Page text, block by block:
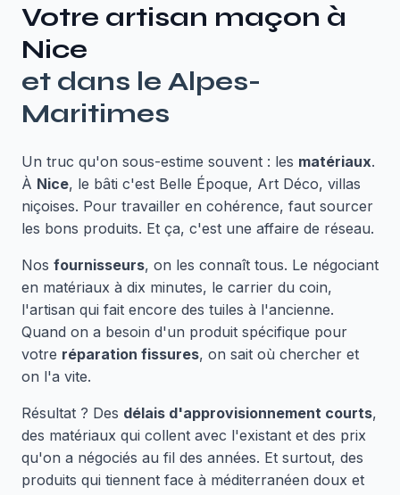
Votre artisan maçon à
Nice
et dans le Alpes-
Maritimes
Un truc qu'on sous-estime souvent : les matériaux.
À Nice, le bâti c'est Belle Époque, Art Déco, villas
niçoises. Pour travailler en cohérence, faut sourcer
les bons produits. Et ça, c'est une affaire de réseau.
Nos fournisseurs, on les connaît tous. Le négociant
en matériaux à dix minutes, le carrier du coin,
l'artisan qui fait encore des tuiles à l'ancienne.
Quand on a besoin d'un produit spécifique pour
votre réparation fissures, on sait où chercher et
on l'a vite.
Résultat ? Des délais d'approvisionnement courts,
des matériaux qui collent avec l'existant et des prix
qu'on a négociés au fil des années. Et surtout, des
produits qui tiennent face à méditerranéen doux et